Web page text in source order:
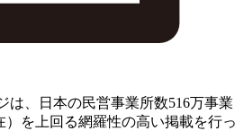
は、日本の民営事業所数516万事業
）を上回る網羅性の高い掲載を行っ